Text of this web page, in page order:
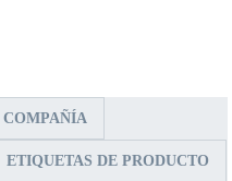
COMPAÑÍA
ETIQUETAS DE PRODUCTO